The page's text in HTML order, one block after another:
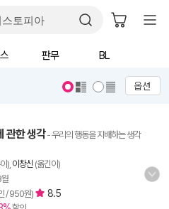
판무 BL
옵션
관한 생각- 우리의 행동을 지배하는 생각
), 이창신 (옮긴이)
/ 950원) 8.5